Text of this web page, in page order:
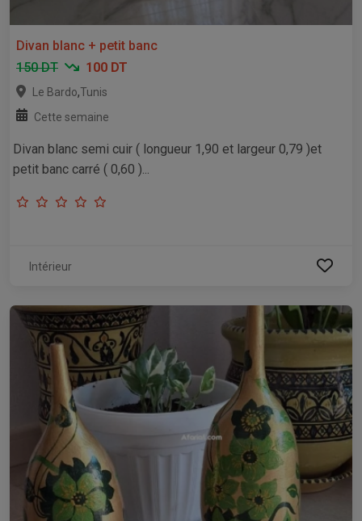
Divan blanc + petit banc
150 DT
100 DT
Le Bardo,Tunis
Cette semaine
Divan blanc semi cuir ( longueur 1,90 et largeur 0,79 )et
petit banc carré ( 0,60 )...
Intérieur